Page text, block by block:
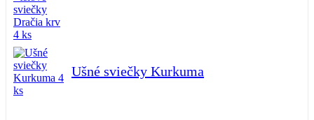
Ušné sviečky Kurkuma